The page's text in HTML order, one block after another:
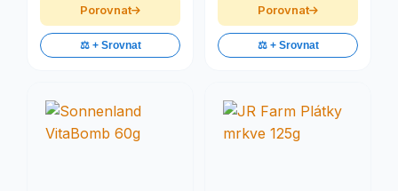
Porovnat
⚖️ + Srovnat
Porovnat
⚖️ + Srovnat